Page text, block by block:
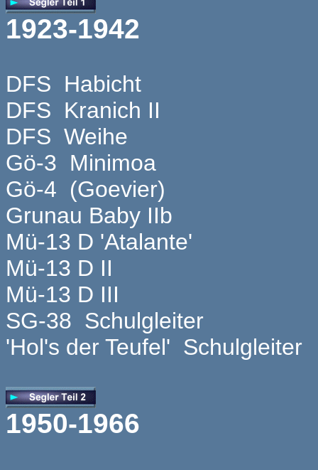
1923-1942
DFS Habicht
DFS Kranich II
DFS Weihe
Gö-3 Minimoa
Gö-4 (Goevier)
Grunau Baby IIb
Mü-13 D 'Atalante'
Mü-13 D II
Mü-13 D III
SG-38 Schulgleiter
'Hol's der Teufel' Schulgleiter
1950-1966